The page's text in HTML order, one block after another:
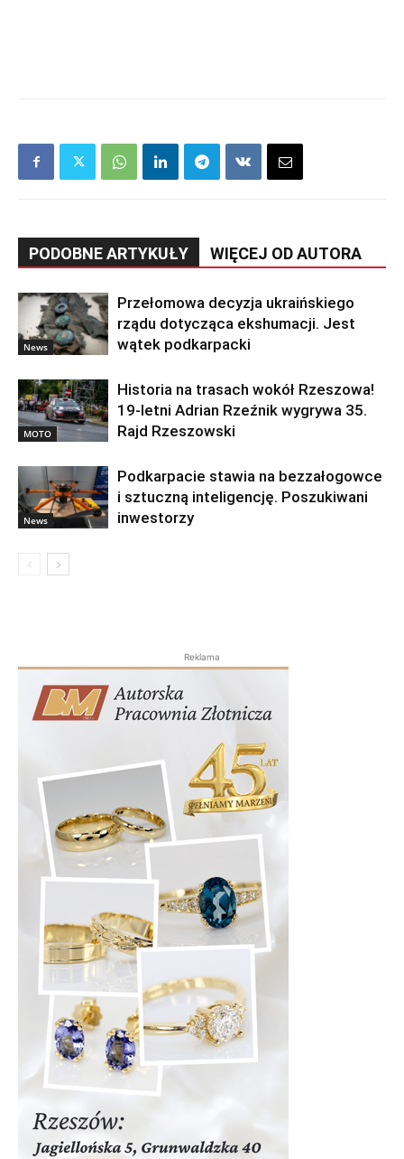
PODOBNE ARTYKUŁY WIĘCEJ OD AUTORA
News
Przełomowa decyzja ukraińskiego
rządu dotycząca ekshumacji. Jest
wątek podkarpacki
MOTO
Historia na trasach wokół Rzeszowa!
19-letni Adrian Rzeźnik wygrywa 35.
Rajd Rzeszowski
News
Podkarpacie stawia na bezzałogowce
i sztuczną inteligencję. Poszukiwani
inwestorzy
Reklama